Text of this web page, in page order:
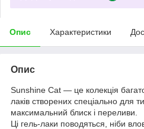
Опис Характеристики
Опис
Sunshine Cat — це колекція
лаків створених спеціально для
максимальний блиск і переливи.
Ці гель-лаки поводяться, ніби